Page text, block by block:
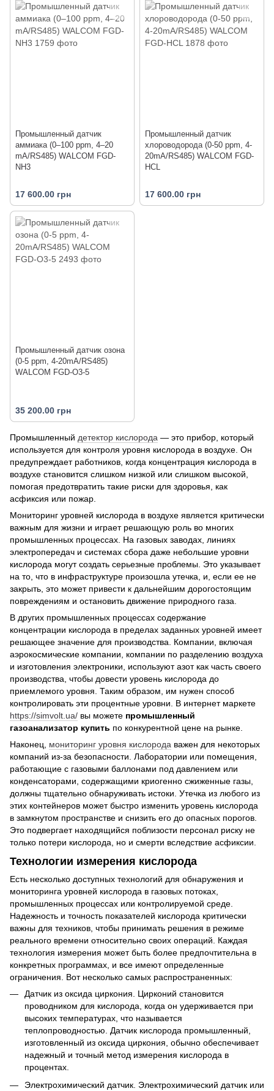
Промышленный датчик
аммиака (0–100 ppm, 4–20
mA/RS485) WALCOM FGD-
NH3
17 600.00 грн
Промышленный датчик
хлороводорода (0-50 ppm, 4-
20mA/RS485) WALCOM FGD-
HCL
17 600.00 грн
Промышленный датчик озона
(0-5 ppm, 4-20mA/RS485)
WALCOM FGD-O3-5
35 200.00 грн
Промышленный детектор кислорода — это прибор, который
используется для контроля уровня кислорода в воздухе. Он
предупреждает работников, когда концентрация кислорода в
воздухе становится слишком низкой или слишком высокой,
помогая предотвратить такие риски для здоровья, как
асфиксия или пожар.
Мониторинг уровней кислорода в воздухе является критически
важным для жизни и играет решающую роль во многих
промышленных процессах. На газовых заводах, линиях
электропередач и системах сбора даже небольшие уровни
кислорода могут создать серьезные проблемы. Это указывает
на то, что в инфраструктуре произошла утечка, и, если ее не
закрыть, это может привести к дальнейшим дорогостоящим
повреждениям и остановить движение природного газа.
В других промышленных процессах содержание
концентрации кислорода в пределах заданных уровней имеет
решающее значение для производства. Компании, включая
аэрокосмические компании, компании по разделению воздуха
и изготовления электроники, используют азот как часть своего
производства, чтобы довести уровень кислорода до
приемлемого уровня. Таким образом, им нужен способ
контролировать эти процентные уровни. В интернет маркете
https://simvolt.ua/ вы можете промышленный
газоанализатор купить по конкурентной цене на рынке.
Наконец, мониторинг уровня кислорода важен для некоторых
компаний из-за безопасности. Лаборатории или помещения,
работающие с газовыми баллонами под давлением или
конденсаторами, содержащими криогенно сжиженные газы,
должны тщательно обнаруживать истоки. Утечка из любого из
этих контейнеров может быстро изменить уровень кислорода
в замкнутом пространстве и снизить его до опасных порогов.
Это подвергает находящийся поблизости персонал риску не
только потери кислорода, но и смерти вследствие асфиксии.
Технологии измерения кислорода
Есть несколько доступных технологий для обнаружения и
мониторинга уровней кислорода в газовых потоках,
промышленных процессах или контролируемой среде.
Надежность и точность показателей кислорода критически
важны для техников, чтобы принимать решения в режиме
реального времени относительно своих операций. Каждая
технология измерения может быть более предпочтительна в
конкретных программах, и все имеют определенные
ограничения. Вот несколько самых распространенных:
Датчик из оксида циркония. Цирконий становится
проводником для кислорода, когда он удерживается при
высоких температурах, что называется
теплопроводностью. Датчик кислорода промышленный,
изготовленный из оксида циркония, обычно обеспечивает
надежный и точный метод измерения кислорода в
процентах.
Электрохимический датчик. Электрохимический датчик или